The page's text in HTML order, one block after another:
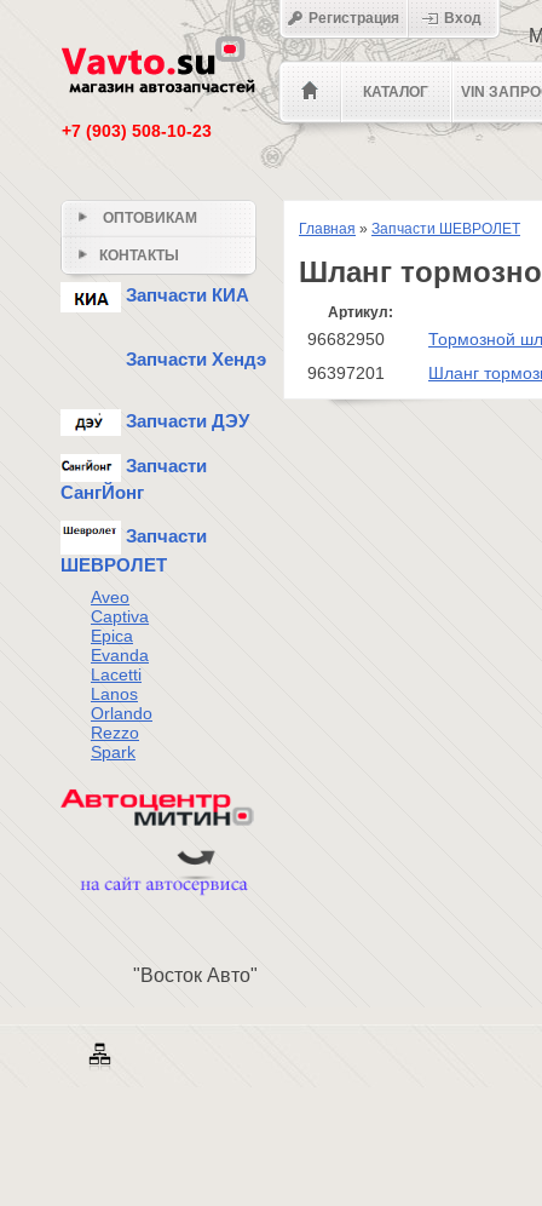
+7 (903) 508-10-23
КАТАЛОГ VIN
Регистрация Вход
Главная » Запчасти ШЕВРОЛЕТ
Шланг
Артикул:
96682950
Тормозной
96397201
Шланг
ОПТОВИКАМ
КОНТАКТЫ
Запчасти КИА
Запчасти Хендэ
Запчасти ДЭУ
Запчасти
СангЙонг
Запчасти
ШЕВРОЛЕТ
Aveo
Captiva
Epica
Evanda
Lacetti
Lanos
Orlando
Rezzo
Spark
"Восток Авто"